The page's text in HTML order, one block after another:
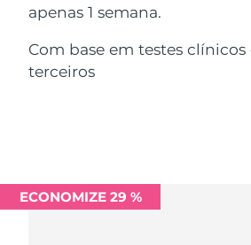
apenas 1 semana.
Com base em testes clínicos
terceiros
ECONOMIZE 29 %
FOREO APP
Jersey
Cazaquistão
Líbano